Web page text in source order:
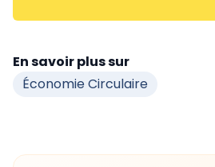
En savoir plus sur
Économie Circulaire